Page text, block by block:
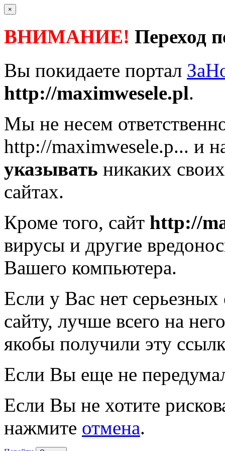
×
ВНИМАНИЕ! Переход
Вы покидаете портал
http://maximwesele.pl.
Мы не несем
http://maximwesele.p... и
указывать никаких
сайтах.
Кроме того, сайт http://
вирусы и другие
Вашего компьютера.
Если у Вас нет
сайту, лучше всего на
якобы получили эту
Если Вы еще не
Если Вы не хотите
нажмите отмена.